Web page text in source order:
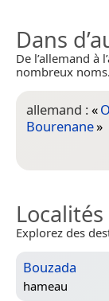
Dans
De l’allemand à
nombreux noms.
allemand :«
Bourenane»
Explorez des
Bouzada
hameau